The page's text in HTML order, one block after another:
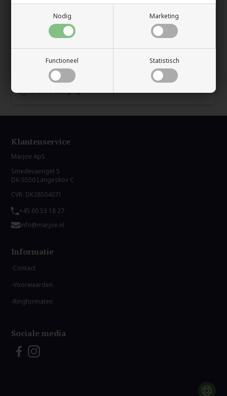
Nodig Marketing
Functioneel Statistisch
Uw veiligheid
100% nikkelvrij sieraden
60 dagen retour
Snelle bezorging
Klantenservice
Marjoe ApS
Smedevaenget 5
DK-5550 Langeskov C
CVR: DK28504071
+45 60 53 18 27
info@marjoe.nl
Informatie
Contact
Voorwaarden
Ringformaten
Sociale media